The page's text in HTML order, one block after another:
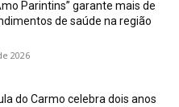
Parintins” garante mais de
de saúde na região
2026
do Carmo celebra dois anos